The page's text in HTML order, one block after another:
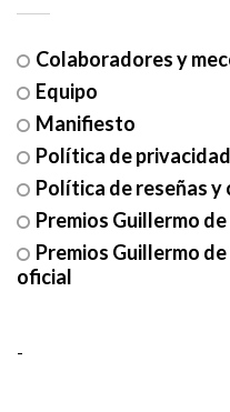
Colaboradores y
Equipo
Manifiesto
Política de
Política de reseñas
Premios Guillermo
Premios Guillermo
oficial
-